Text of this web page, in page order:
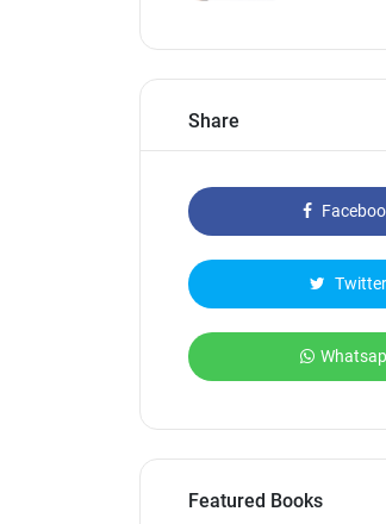
Share
Twitter
Featured Books